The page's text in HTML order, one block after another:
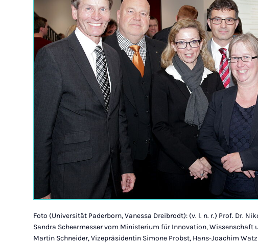
Foto (Universität Paderborn, Vanessa Dreibrodt): (v. l. n. r.) Prof. Dr.
Sandra Scheermesser vom Ministerium für Innovation, Wissenschaft
Martin Schneider, Vizepräsidentin Simone Probst, Hans-Joachim